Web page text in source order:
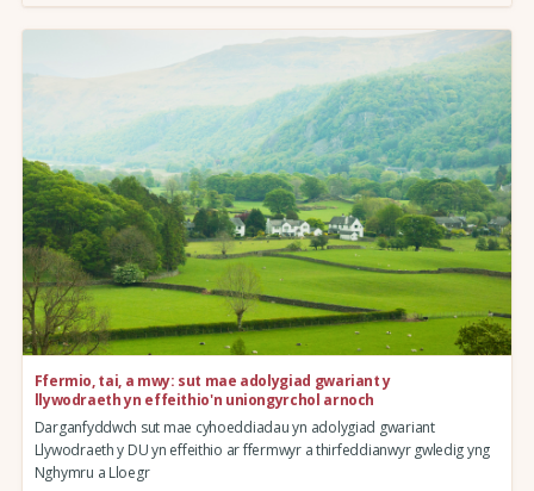
Ffermio, tai, a mwy: sut mae adolygiad gwariant y
llywodraeth yn effeithio'n uniongyrchol arnoch
Darganfyddwch sut mae cyhoeddiadau yn adolygiad gwariant
Llywodraeth y DU yn effeithio ar ffermwyr a thirfeddianwyr gwledig yng
Nghymru a Lloegr